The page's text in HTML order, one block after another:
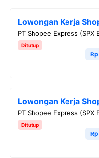
t
e
r
g
r
s
A
L
i
n
Lowongan Kerja
PT Shopee Express (SPX
Ditutup
Lowongan Kerja
PT Shopee Express (SPX
Ditutup